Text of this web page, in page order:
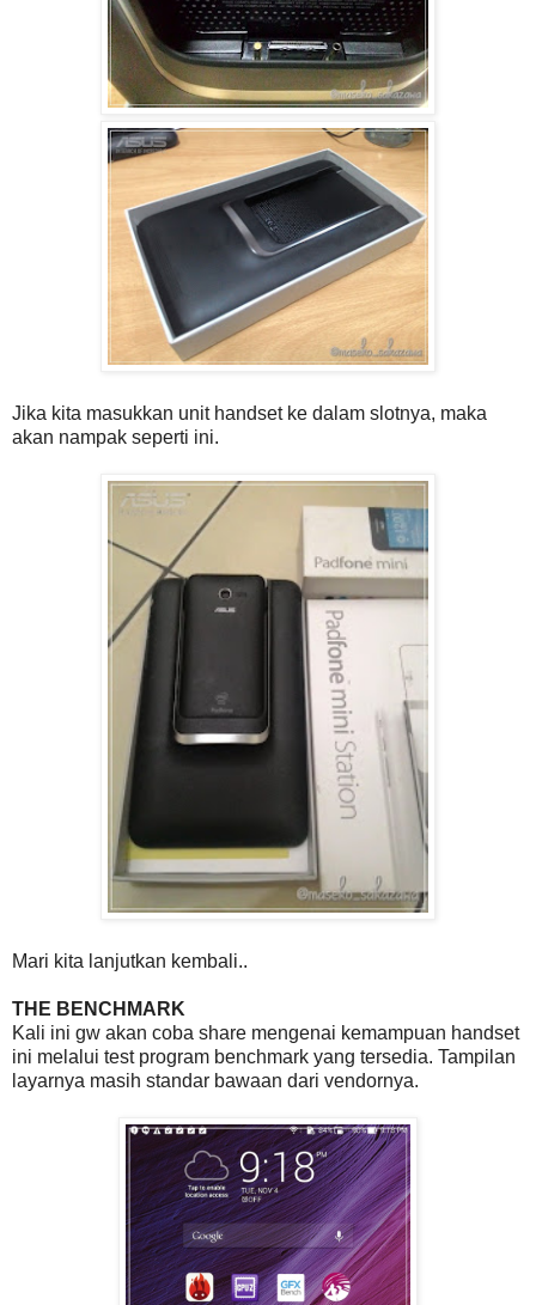
Jika kita masukkan unit handset ke dalam slotnya, maka
akan nampak seperti ini.
Mari kita lanjutkan kembali..
THE BENCHMARK
Kali ini gw akan coba share mengenai kemampuan handset
ini melalui test program benchmark yang tersedia. Tampilan
layarnya masih standar bawaan dari vendornya.